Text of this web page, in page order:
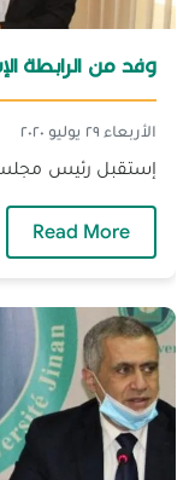
وفد من الرابطة
الأربعاء ٢٩ يوليو ٢٠٢٠
إستقبل رئيس مجلس
Read More